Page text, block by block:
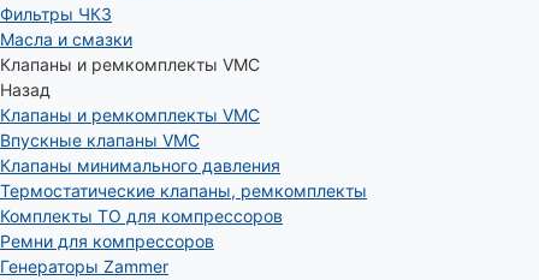
Фильтры ЧКЗ
Масла и смазки
Клапаны и ремкомплекты VMC
Назад
Клапаны и ремкомплекты VMC
Впускные клапаны VMC
Клапаны минимального давления
Термостатические клапаны, ремкомплекты
Комплекты ТО для компрессоров
Ремни для компрессоров
Генераторы Zammer